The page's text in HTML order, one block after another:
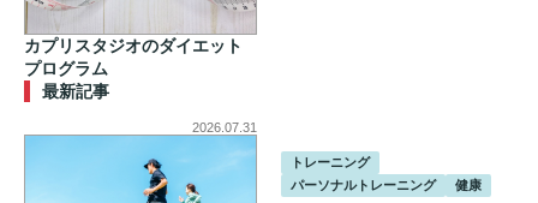
カプリスタジオのダイエット
プログラム
最新記事
2026.07.31
トレーニング
パーソナルトレーニング
健康